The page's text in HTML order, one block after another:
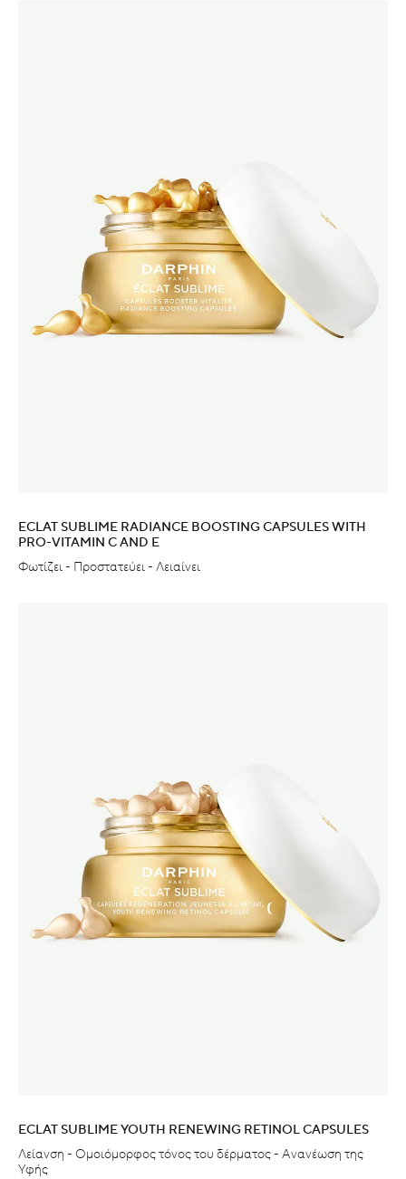
ECLAT SUBLIME RADIANCE BOOSTING CAPSULES WITH
PRO-VITAMIN C AND E
Φωτίζει - Προστατεύει - Λειαίνει
ECLAT SUBLIME YOUTH RENEWING RETINOL CAPSULES
Λείανση - Ομοιόμορφος τόνος του δέρματος - Ανανέωση της
Υφής